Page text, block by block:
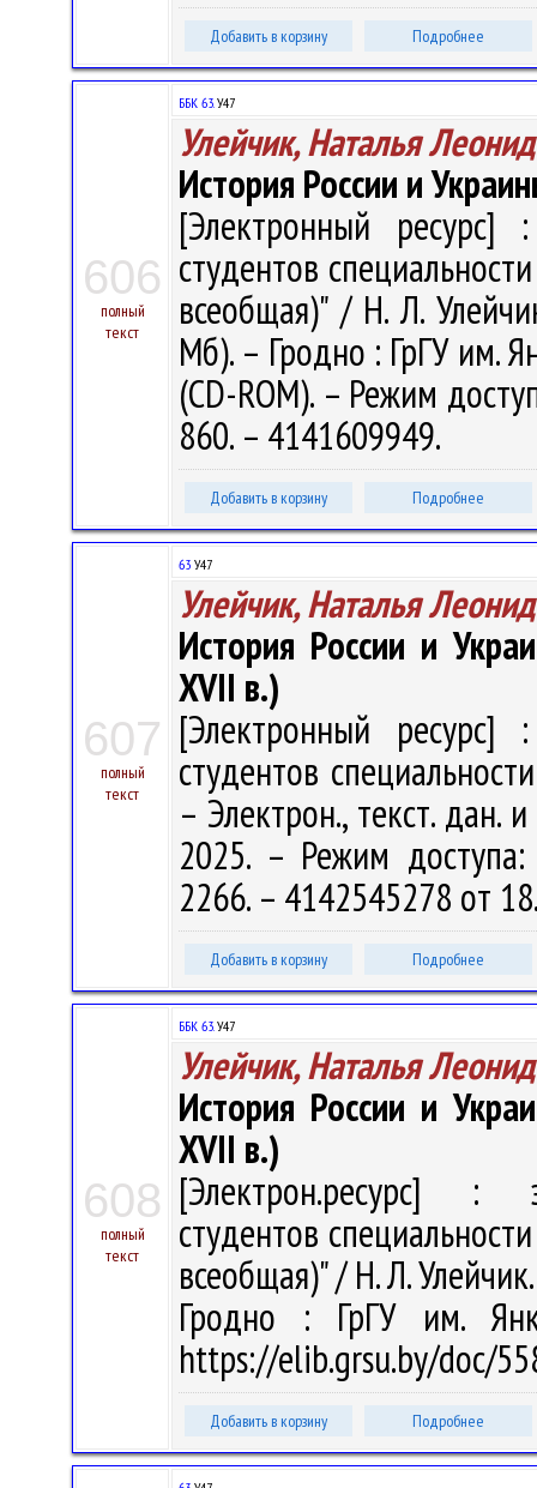
Добавить в корзину Подробнее
606
полный
текст
ББК 63.У47
Улейчик, Наталья
История России и
[Электронный ресурс]
студентов
всеобщая)" / Н. Л.
Мб). – Гродно : ГрГУ им.
(CD-ROM). – Режим
860. – 4141609949.
Добавить в корзину Подробнее
607
полный
текст
63 У47
Улейчик, Наталья
История России и
XVII в.)
[Электронный ресурс]
студентов
– Электрон., текст. дан.
2025. – Режим
2266. – 4142545278 от
Добавить в корзину Подробнее
608
полный
текст
ББК 63.У47
Улейчик, Наталья
История России и
XVII в.)
[Электрон.ресурс] :
студентов
всеобщая)" / Н. Л.
Гродно : ГрГУ им.
https://elib.grsu.by/doc/
Добавить в корзину Подробнее